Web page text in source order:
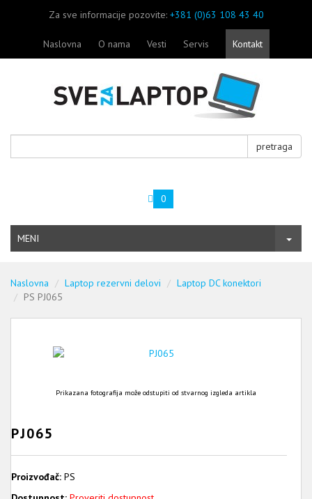
Za sve informacije pozovite: +381 (0)63 108 43 40
Naslovna O nama Vesti Servis Kontakt
pretraga
0
MENI
Naslovna Laptop rezervni delovi
Laptop DC konektori
PS PJ065
Prikazana fotografija može odstupiti od stvarnog izgleda artikla
PJ065
Proizvođač: PS